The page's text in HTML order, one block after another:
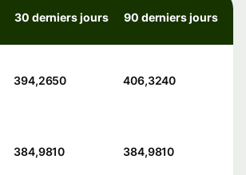
30 derniers jours 90 derniers jours
394,2650 406,3240
384,9810 384,9810